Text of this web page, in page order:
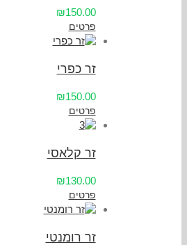
₪150.00
פרטים
זר כפרי
₪150.00
פרטים
זר קלאסי
₪130.00
פרטים
זר רומנטי